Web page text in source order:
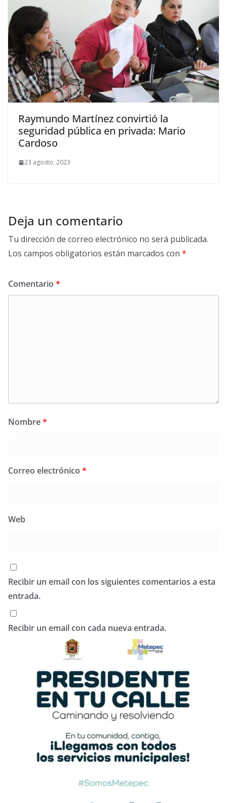
Raymundo Martínez convirtió la
seguridad pública en privada: Mario
Cardoso
23 agosto, 2023
Deja un comentario
Tu dirección de correo electrónico no será publicada.
Los campos obligatorios están marcados con *
Comentario *
Nombre*
Correo electrónico *
Web
Recibir un email con los siguientes comentarios a esta
entrada.
Recibir un email con cada nueva entrada.